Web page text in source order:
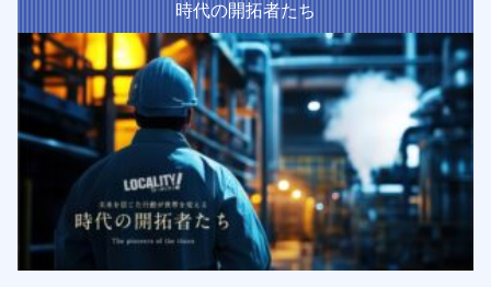
時代の開拓者たち